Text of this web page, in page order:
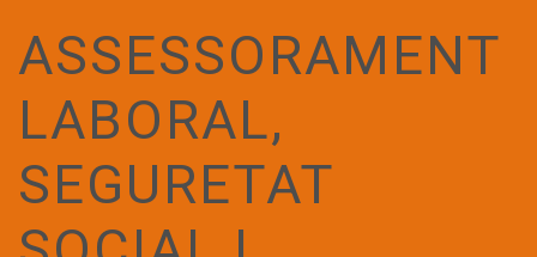
ASSESSORAMENT
LABORAL,
SEGURETAT